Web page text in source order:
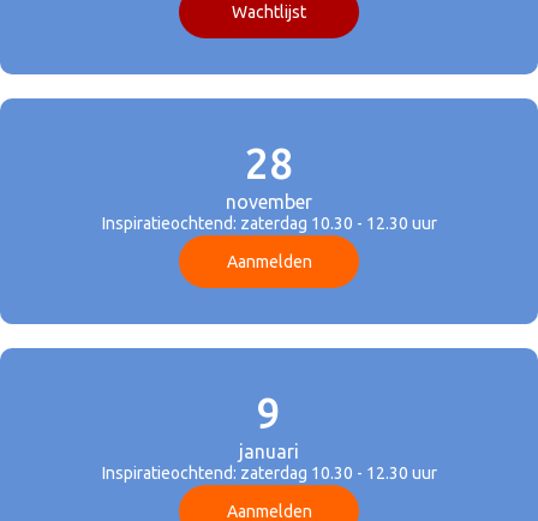
Wachtlijst
28
november
Inspiratieochtend: zaterdag 10.30 - 12.30 uur
Aanmelden
9
januari
Inspiratieochtend: zaterdag 10.30 - 12.30 uur
Aanmelden